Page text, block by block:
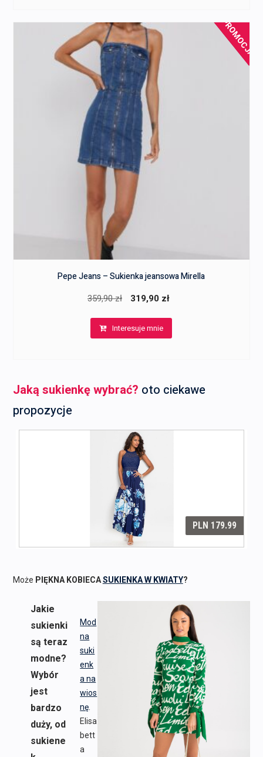
PROMOCJA!
Pepe Jeans – Sukienka jeansowa Mirella
359,90zł
Pierwotna
wynosiła:
319,90 zł
Interesuje mnie
Jaką sukienkę wybrać? oto ciekawe
propozycje
Może PIĘKNA KOBIECASUKIENKA W KWIATY?
Mod
na
suki
enk
a na
wios
nę
Elisa
bett
a
Jakie
sukienki
są teraz
modne?
Wybór
jest
bardzo
duży, od
sukiene